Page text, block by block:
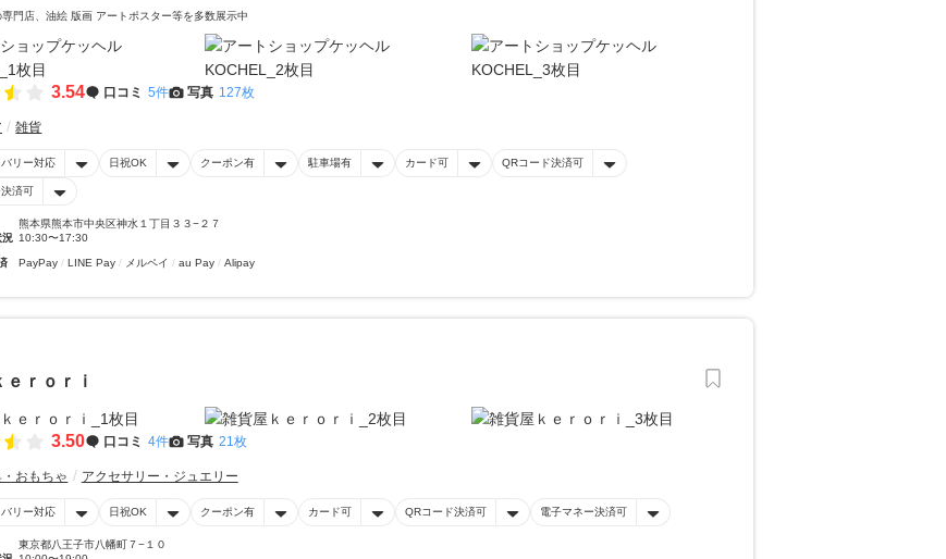
門店、油絵 版画 アートポスター等を多数展示中
3.54 口コミ 5件 写真 127枚
雑貨
リー対応 日祝OK クーポン有 駐車場有 カード可 QRコード決済可
済可
熊本県熊本市中央区神水１丁目３３−２７
況 10:30〜17:30
PayPay LINE Pay メルペイ au Pay Alipay
ｒｏｒｉ
3.50 口コミ 4件 写真 21枚
おもちゃ アクセサリー・ジュエリー
リー対応 日祝OK クーポン有 カード可 QRコード決済可 電子マネー決済可
東京都八王子市八幡町７−１０